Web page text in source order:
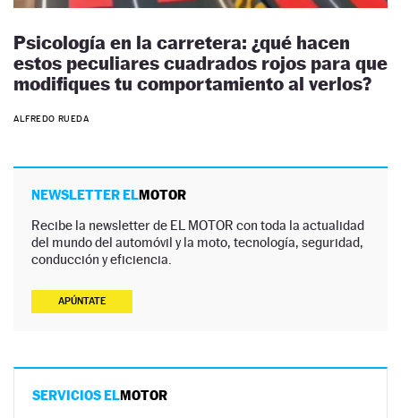
Psicología en la carretera: ¿qué hacen
estos peculiares cuadrados rojos para que
modifiques tu comportamiento al verlos?
ALFREDO RUEDA
NEWSLETTER ELMOTOR
Recibe la newsletter de EL MOTOR con toda la actualidad
del mundo del automóvil y la moto, tecnología, seguridad,
conducción y eficiencia.
APÚNTATE
SERVICIOS ELMOTOR